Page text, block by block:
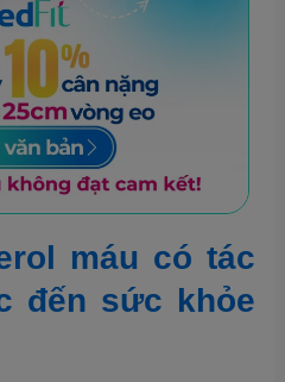
máu có tác
đến sức khỏe